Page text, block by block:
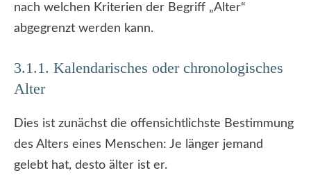
nach welchen Kriterien der Begriff „Alter“
abgegrenzt werden kann.
3.1.1. Kalendarisches oder chronologisches
Alter
Dies ist zunächst die offensichtlichste Bestimmung
des Alters eines Menschen: Je länger jemand
gelebt hat, desto älter ist er.